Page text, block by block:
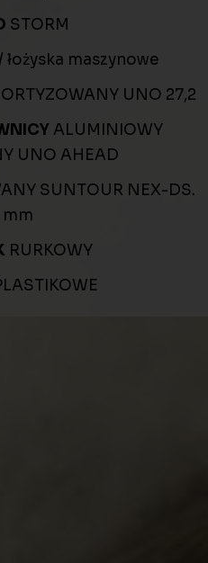
STORM
maszynowe
UNO 27,2
ALUMINIOWY
UNO AHEAD
SUNTOUR NEX-DS.
mm
RURKOWY